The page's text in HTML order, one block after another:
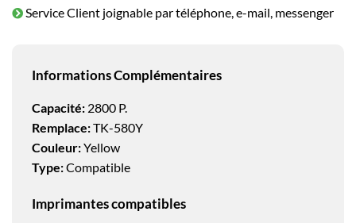
Service Client joignable par téléphone, e-mail, messenger
Informations Complémentaires
Capacité: 2800 P.
Remplace:TK-580Y
Couleur:Yellow
Type:Compatible
Imprimantes compatibles